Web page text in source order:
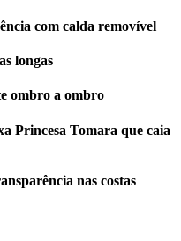
com calda removível
longas
ombro a ombro
Princesa Tomara que caia
nas costas